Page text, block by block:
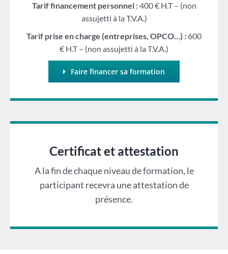
Tarif financement personnel :400 € H.T – (non
assujetti à la T.V.A.)
Tarif prise en charge (entreprises, OPCO…) : 600
€ H.T – (non assujetti à la T.V.A.)
Faire financer sa formation
Certificat et attestation
A la fin de chaque niveau de formation, le
participant recevra une attestation de
présence.